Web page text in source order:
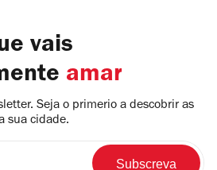
vais
amar
Seja o primerio a descobrir as
sua cidade.